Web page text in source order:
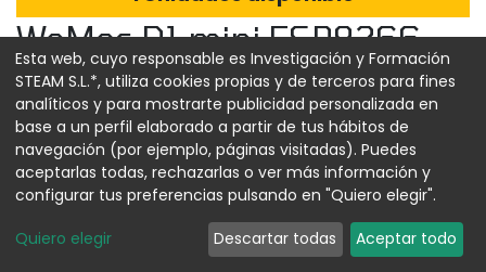
WeMos D1 mini ESP8266
WiFi
Referencia:00024785
6,31€
Esta web, cuyo responsable es Investigación y Formación
STEAM S.L.*, utiliza cookies propias y de terceros para fines
analíticos y para mostrarte publicidad personalizada en
base a un perfil elaborado a partir de tus hábitos de
navegación (por ejemplo, páginas visitadas). Puedes
aceptarlas todas, rechazarlas o ver más información y
configurar tus preferencias pulsando en "Quiero elegir".
Quiero elegir Descartar todas Aceptar todo